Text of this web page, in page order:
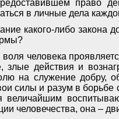
право
в личные дела
какого-либо закона
человека
злые действия и
на служение добру,
силы и разум в
величайшим
человечества, она –